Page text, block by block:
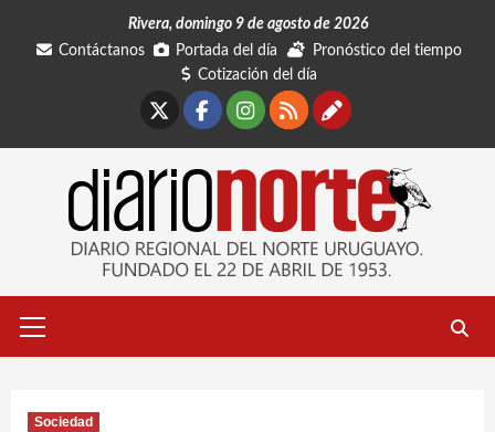
Rivera, domingo 9 de agosto de 2026
Contáctanos
Portada del día
Pronóstico del tiempo
Cotización del día
Facebook
Instagram
RSSContáctanos
primario
Sociedad